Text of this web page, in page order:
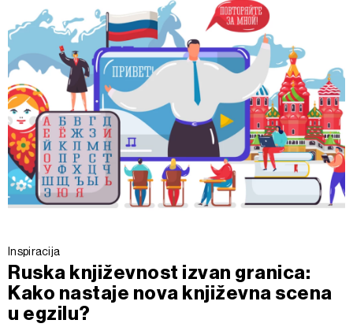
Inspiracija
Ruska književnost izvan granica:
Kako nastaje nova književna scena
u egzilu?